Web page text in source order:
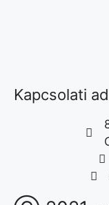
Kapcsolati